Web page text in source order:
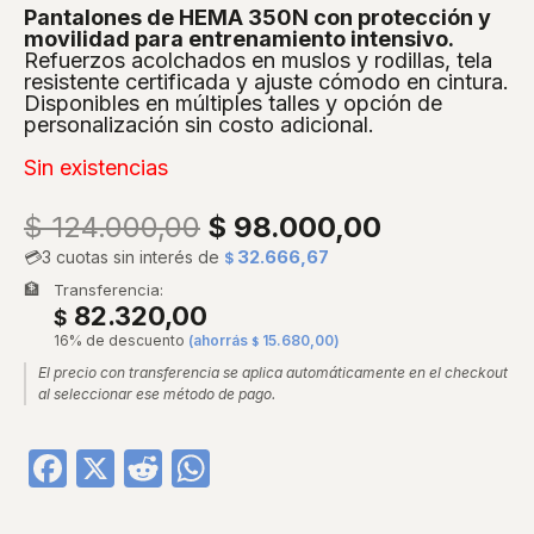
Pantalones de HEMA 350N con protección y
movilidad para entrenamiento intensivo.
Refuerzos acolchados en muslos y rodillas, tela
resistente certificada y ajuste cómodo en cintura.
Disponibles en múltiples talles y opción de
personalización sin costo adicional.
Sin existencias
$124.000,00 $ 98.000,00
💳3 cuotas sin interés de $ 32.666,67
🏦 Transferencia:
$ 82.320,00
16% de descuento (ahorrás $ 15.680,00)
El precio con transferencia se aplica automáticamente en el checkout
al seleccionar ese método de pago.
Facebook
X Reddit